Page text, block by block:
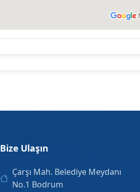
Bize Ulaşın
Çarşı Mah. Belediye Meydanı
No.1 Bodrum